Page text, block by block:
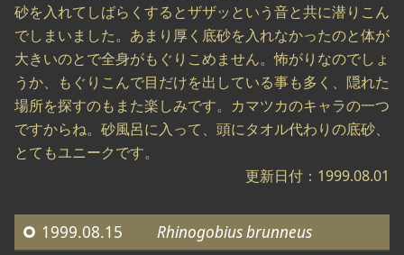
砂を入れてしばらくするとザザッという音と共に潜りこん
でしまいました。あまり厚く底砂を入れなかったのと体が
大きいのとで全身がもぐりこめません。怖がりなのでしょ
うか、もぐりこんで目だけを出している事も多く、隠れた
場所を探すのもまた楽しみです。カマツカのキャラの一つ
ですからね。砂風呂に入って、頭にタオル代わりの底砂、
とてもユニークです。
更新日付：1999.08.01
1999.08.15 Rhinogobius brunneus